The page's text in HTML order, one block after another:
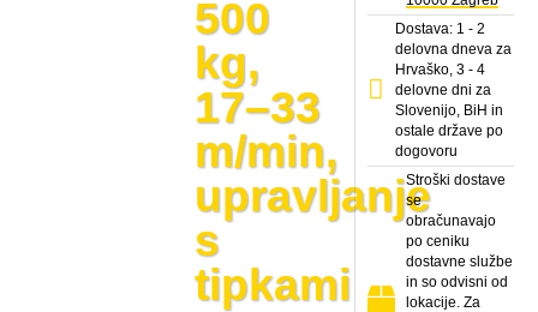
500
kg,
17–33
m/min,
upravljanje
s
tipkami
Dostava: 1 - 2
delovna dneva za
Hrvaško, 3 - 4
delovne dni za
Slovenijo, BiH in
ostale države po
dogovoru
Stroški dostave
se
obračunavajo
po ceniku
dostavne službe
in so odvisni od
lokacije. Za